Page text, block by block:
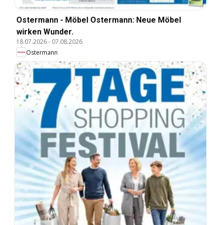
Ostermann - Möbel Ostermann: Neue Möbel
wirken Wunder.
18.07.2026- 07.08.2026
Ostermann